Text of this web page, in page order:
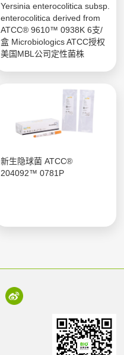
Yersinia enterocolitica subsp.
enterocolitica derived from
ATCC® 9610™ 0938K 6支/
盒 Microbiologics ATCC授权
美国MBL公司定性菌株
新生隐球菌 ATCC®
204092™ 0781P